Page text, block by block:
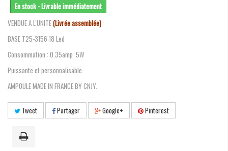
En stock - Livrable immédiatement
VENDUE A L'UNITE(Livrée assemblée)
BASE T25-3156 18 Led
Consommation : 0.35amp 5W
Puissante et personnalisable.
AMPOULE MADE IN FRANCE BY CNJY.
Tweet Partager Google+ Pinterest